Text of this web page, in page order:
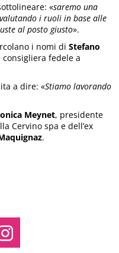
«saremo una
i ruoli in base alle
al posto giusto».
i nomi diStefano
consigliera fedele a
a dire: «Stiamo lavorando
Meynet, presidente
Cervino spa e dell’ex
.